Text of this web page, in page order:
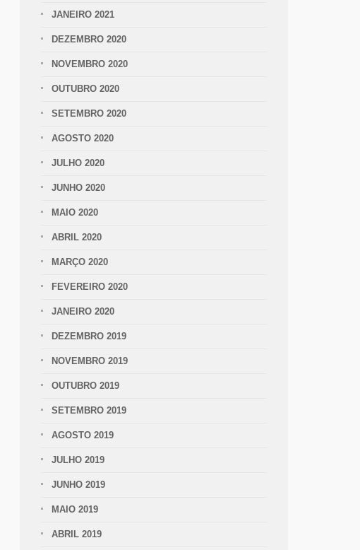
JANEIRO 2021
DEZEMBRO 2020
NOVEMBRO 2020
OUTUBRO 2020
SETEMBRO 2020
AGOSTO 2020
JULHO 2020
JUNHO 2020
MAIO 2020
ABRIL 2020
MARÇO 2020
FEVEREIRO 2020
JANEIRO 2020
DEZEMBRO 2019
NOVEMBRO 2019
OUTUBRO 2019
SETEMBRO 2019
AGOSTO 2019
JULHO 2019
JUNHO 2019
MAIO 2019
ABRIL 2019